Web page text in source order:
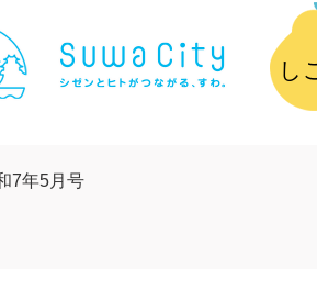
し
7年5月号